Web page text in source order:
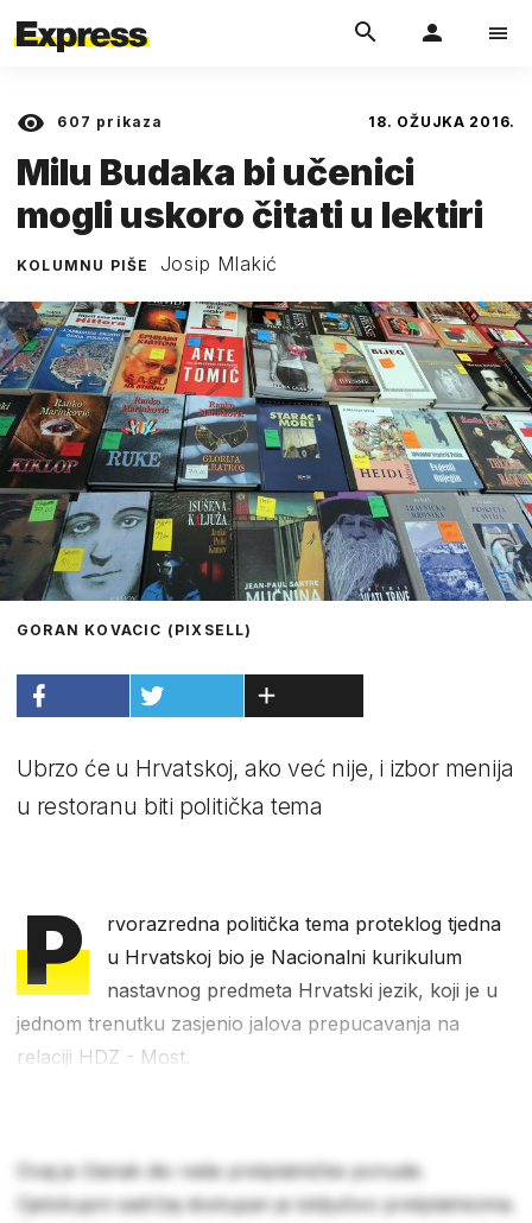
607 prikaza 18. OŽUJKA 2016.
Milu Budaka bi učenici
mogli uskoro čitati u lektiri
KOLUMNU PIŠE Josip Mlakić
GORAN KOVACIC (PIXSELL)
Ubrzo će u Hrvatskoj, ako već nije, i izbor menija
u restoranu biti politička tema
P
rvorazredna politička tema proteklog tjedna
u Hrvatskoj bio je Nacionalni kurikulum
nastavnog predmeta Hrvatski jezik, koji je u
jednom trenutku zasjenio jalova prepucavanja na
relaciji HDZ - Most.
Ovaj je članak dio naše pretplatničke ponude.
Cjelokupni sadržaj dostupan je isključivo pretplatnicima.